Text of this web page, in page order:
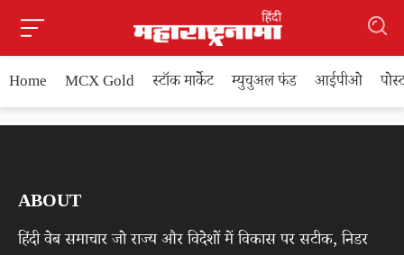
Home MCX Gold स्टॉक मार्केट म्युचुअल फंड आईपीओ
ABOUT
हिंदी वेब समाचार जो राज्य और विदेशों में विकास पर सटीक, निडर